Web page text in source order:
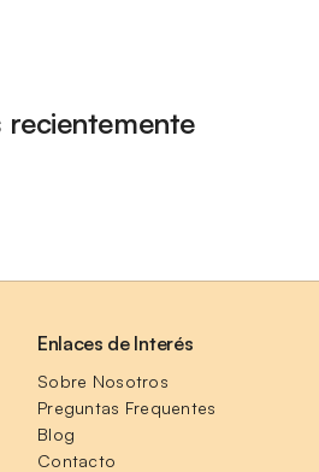
Enlaces de Interés
Sobre Nosotros
Preguntas Frequentes
Blog
Contacto